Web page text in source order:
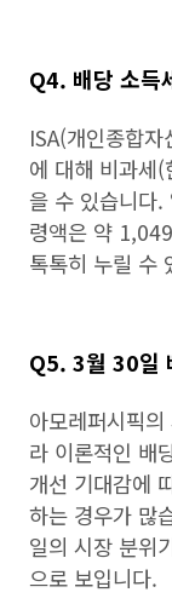
Q4. 배당 소득
ISA(개인종합
에 대해 비과세
을 수 있습니다
령액은 약
톡톡히 누릴 수
Q5. 3월 30일
아모레퍼시픽
라 이론적인 배
개선 기대감에
하는 경우가 많
일의 시장 분위
으로 보입니다.